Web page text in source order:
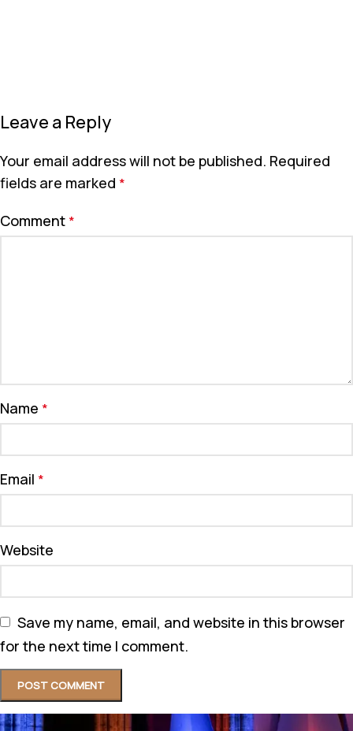
Leave a Reply
Your email address will not be published. Required
fields are marked *
Comment *
Name *
Email *
Website
Save my name, email, and website in this browser
for the next time I comment.